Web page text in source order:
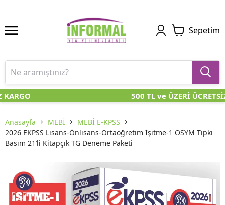
Sepetim
500 TL ve ÜZERİ
Anasayfa MEBİ
MEBİ E-KPSS
2026 EKPSS Lisans-Önlisans-Ortaöğretim İşitme-1 ÖSYM Tıpkı
Basım 21’li Kitapçık TG Deneme Paketi